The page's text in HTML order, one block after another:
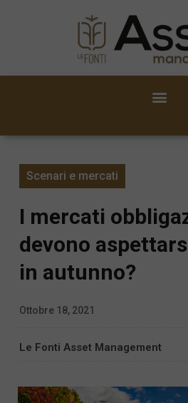
Scenari e mercati
I mercati
devono
in autunno?
Ottobre 18, 2021
Le Fonti Asset Management